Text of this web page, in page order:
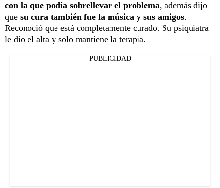
con la que podía sobrellevar el problema, además dijo
que su cura también fue la música y sus amigos.
Reconoció que está completamente curado. Su psiquiatra
le dio el alta y solo mantiene la terapia.
PUBLICIDAD